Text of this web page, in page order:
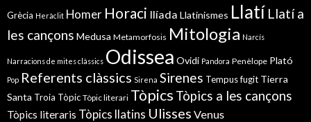
Grècia Heràclit Homer Horaci Ilíada Llatinismes Llatí Llatí a
les cançons Medusa Metamorfosis Mitologia Narcís
Narracions de mites clàssics Odissea Ovidi Pandora Penèlope Plató
Pop Referents clàssics Sirena Sirenes Tempus fugit Tierra
Santa Troia Tòpic Tòpic literari Tòpics Tòpics a les cançons
Tòpics literaris Tòpics llatins Ulisses Venus